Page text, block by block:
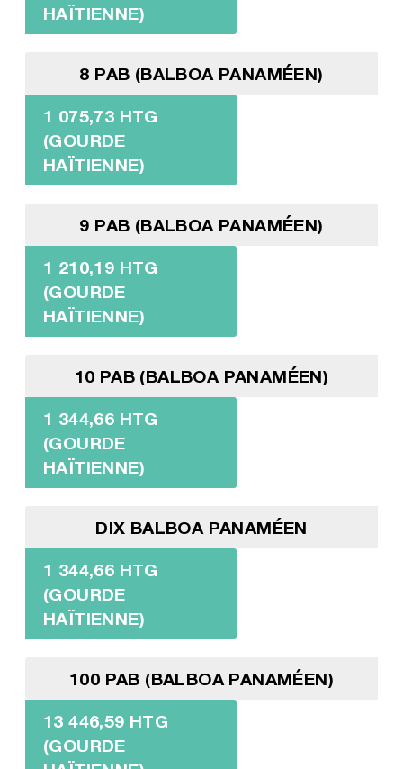
HAÏTIENNE)
8 PAB (BALBOA PANAMÉEN)
1 075,73 HTG
(GOURDE
HAÏTIENNE)
9 PAB (BALBOA PANAMÉEN)
1 210,19 HTG
(GOURDE
HAÏTIENNE)
10 PAB (BALBOA PANAMÉEN)
1 344,66 HTG
(GOURDE
HAÏTIENNE)
DIX BALBOA PANAMÉEN
1 344,66 HTG
(GOURDE
HAÏTIENNE)
100 PAB (BALBOA PANAMÉEN)
13 446,59 HTG
(GOURDE